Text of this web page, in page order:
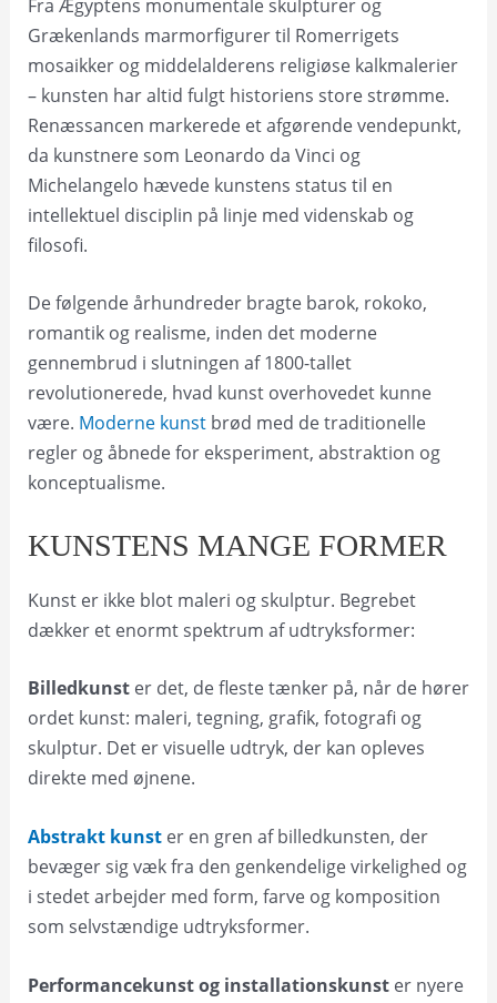
Fra Ægyptens monumentale skulpturer og
Grækenlands marmorfigurer til Romerrigets
mosaikker og middelalderens religiøse kalkmalerier
– kunsten har altid fulgt historiens store strømme.
Renæssancen markerede et afgørende vendepunkt,
da kunstnere som Leonardo da Vinci og
Michelangelo hævede kunstens status til en
intellektuel disciplin på linje med videnskab og
filosofi.
De følgende århundreder bragte barok, rokoko,
romantik og realisme, inden det moderne
gennembrud i slutningen af 1800-tallet
revolutionerede, hvad kunst overhovedet kunne
være. Moderne kunstbrød med de traditionelle
regler og åbnede for eksperiment, abstraktion og
konceptualisme.
KUNSTENS MANGE FORMER
Kunst er ikke blot maleri og skulptur. Begrebet
dækker et enormt spektrum af udtryksformer:
Billedkunster det, de fleste tænker på, når de hører
ordet kunst: maleri, tegning, grafik, fotografi og
skulptur. Det er visuelle udtryk, der kan opleves
direkte med øjnene.
Abstrakt kunster en gren af billedkunsten, der
bevæger sig væk fra den genkendelige virkelighed og
i stedet arbejder med form, farve og komposition
som selvstændige udtryksformer.
Performancekunst og installationskunster nyere